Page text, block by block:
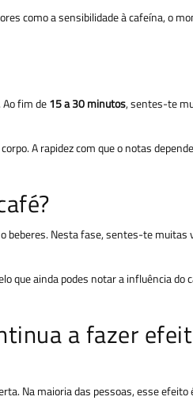
como a sensibilidade à cafeína, o
fim de15 a 30 minutos, sentes-te
A rapidez com que o notas
beberes. Nesta fase, sentes-te muitas
que ainda podes notar a influência
a fazer
Na maioria das pessoas, esse